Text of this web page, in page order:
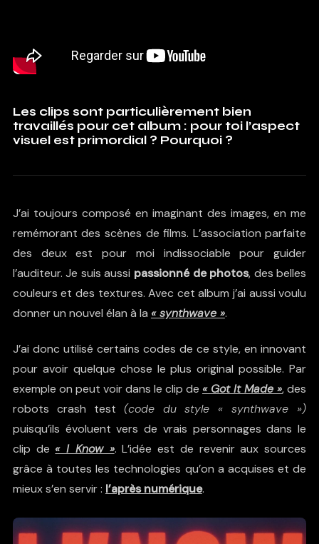
Les clips sont particulièrement bien
travaillés pour cet album : pour toi l’aspect
visuel est primordial ? Pourquoi ?
J’ai toujours composé en imaginant des images, en me
remémorant des scènes de films. L’association parfaite
des deux est pour moi indissociable pour guider
l’auditeur. Je suis aussi passionné de photos, des belles
couleurs et des textures. Avec cet album j’ai aussi voulu
donner un nouvel élan à la « synthwave ».
J’ai donc utilisé certains codes de ce style, en innovant
pour avoir quelque chose le plus original possible. Par
exemple on peut voir dans le clip de « Got It Made », des
robots crash test (code du style « synthwave »)
puisqu’ils évoluent vers de vrais personnages dans le
clip de « I Know ».L’idée est de revenir aux sources
grâce à toutes les technologies qu’on a acquises et de
mieux s’en servir : l’après numérique.